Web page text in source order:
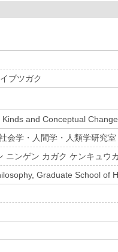
ブツガク
and Conceptual
会学・人間学・人類学研究室
ニンゲン カガク ケンキュ
Graduate School of